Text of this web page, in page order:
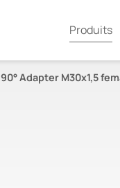
Produits
90° Adapter M30x1,5